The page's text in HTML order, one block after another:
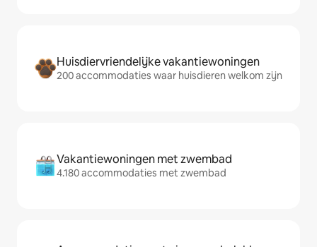
Huisdiervriendelijke vakantiewoningen
200 accommodaties waar huisdieren welkom zijn
Vakantiewoningen met zwembad
4.180 accommodaties met zwembad